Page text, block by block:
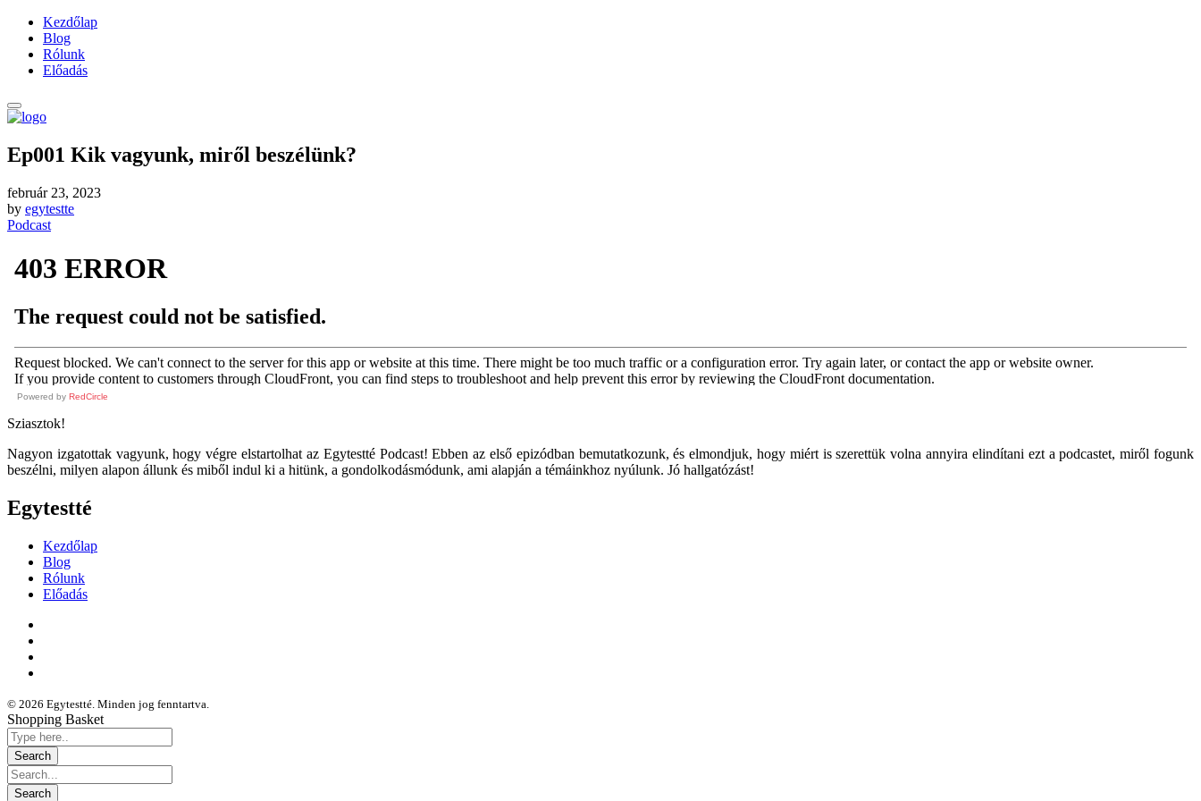
Kezdőlap
Blog
Rólunk
Előadás
Ep001 Kik vagyunk, miről beszélünk?
február 23, 2023
by egytestte
Podcast
Powered by RedCircle
Sziasztok!
Nagyon izgatottak vagyunk, hogy végre elstartolhat az Egytestté Podcast! Ebben az első epizódban bemutatkozunk, és elmondjuk, hogy miért is szerettük volna annyira elindítani ezt a podcastet, miről fogunk
beszélni, milyen alapon állunk és miből indul ki a hitünk, a gondolkodásmódunk, ami alapján a témáinkhoz nyúlunk. Jó hallgatózást!
Egytestté
Kezdőlap
Blog
Rólunk
Előadás
© 2026 Egytestté. Minden jog fenntartva.
Shopping Basket